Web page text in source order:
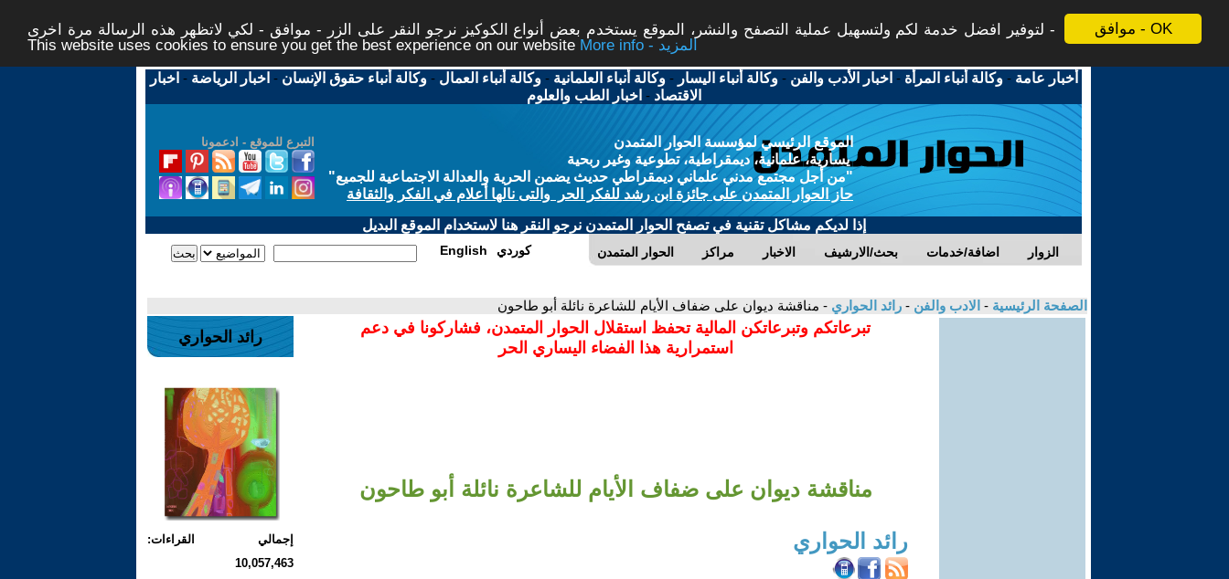
موافق - OK
لتوفير افضل خدمة لكم ولتسهيل عملية التصفح والنشر، الموقع يستخدم بعض أنواع الكوكيز نرجو النقر على الزر - موافق - لكي لاتظهر هذه الرسالة مرة اخرى -
This website uses cookies to ensure you get the best experience on our website
More info - المزيد
أخبار عامة -وكالة أنباء المرأة - اخبار الأدب والفن -وكالة أنباء اليسار -وكالة أنباء العلمانية -وكالة أنباء العمال -وكالة أنباء حقوق الإنسان - اخبار الرياضة - اخبار
الاقتصاد - اخبار الطب والعلوم
التبرع للموقع - ادعمونا
الموقع الرئيسي لمؤسسة الحوار المتمدن
يسارية، علمانية، ديمقراطية، تطوعية وغير ربحية
"من أجل مجتمع مدني علماني ديمقراطي حديث يضمن الحرية والعدالة الاجتماعية للجميع"
حاز الحوار المتمدن على جائزة ابن رشد للفكر الحر والتى نالها أعلام في الفكر والثقافة
إذا لديكم مشاكل تقنية في تصفح الحوار المتمدن نرجو النقر هنا لاستخدام الموقع البديل
الحوار المتمدن مراكز الاخبار بحث/الارشيف اضافة/خدمات الزوار English كوردي
الصفحة الرئيسية - الادب والفن - رائد الحواري - مناقشة ديوان على ضفاف الأيام للشاعرة نائلة أبو طاحون
تبرعاتكم وتبرعاتكن المالية تحفظ استقلال الحوار المتمدن، فشاركونا في دعم
استمرارية هذا الفضاء اليساري الحر
مناقشة ديوان على ضفاف الأيام للشاعرة نائلة أبو طاحون
رائد الحواري
رائد الحواري
إجمالي القراءات:
10,057,463